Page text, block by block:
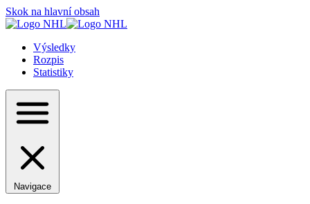
Skok na hlavní obsah
Výsledky
Rozpis
Statistiky
Navigace